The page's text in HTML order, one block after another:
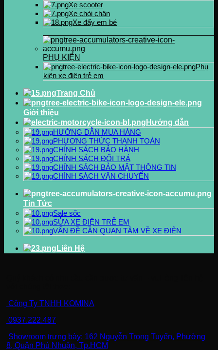
Xe scooter
Xe chòi chân
Xe đẩy em bé
PHỤ KIỆN
Phụ
kiện xe điện trẻ em
Trang Chủ
Giới thiệu
Hướng dẫn
HƯỚNG DẪN MUA HÀNG
PHƯƠNG THỨC THANH TOÁN
CHÍNH SÁCH BẢO HÀNH
CHÍNH SÁCH ĐỔI TRẢ
CHÍNH SÁCH BẢO MẬT THÔNG TIN
CHÍNH SÁCH VẬN CHUYỂN
Tin Tức
Sale sốc
SỬA XE ĐIỆN TRẺ EM
VẤN ĐỀ CẦN QUAN TÂM VỀ XE ĐIỆN
Liên Hệ
Công Ty TNHH KOMINA
0937.222.487
Showroom trưng bày: 162 Nguyễn Trọng Tuyển, Phường
8, Quận Phú Nhuận, Tp.HCM